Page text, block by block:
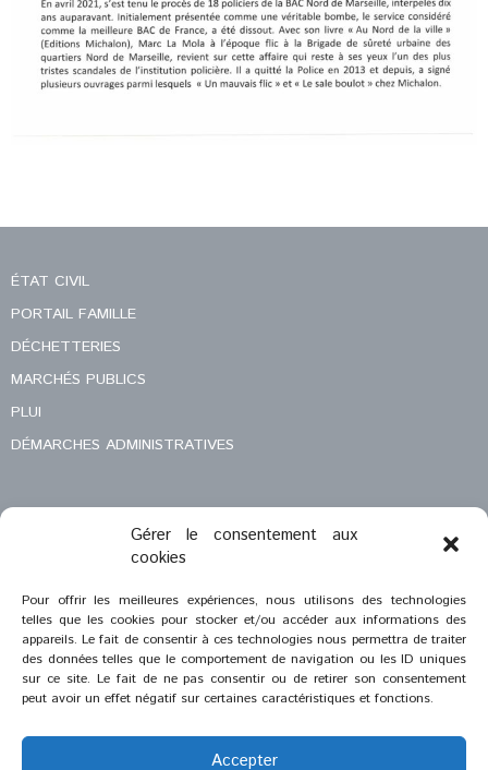
Gérer le consentement aux
cookies
Pour offrir les meilleures expériences, nous utilisons des technologies
telles que les cookies pour stocker et/ou accéder aux informations des
appareils. Le fait de consentir à ces technologies nous permettra de traiter
des données telles que le comportement de navigation ou les ID uniques
sur ce site. Le fait de ne pas consentir ou de retirer son consentement
peut avoir un effet négatif sur certaines caractéristiques et fonctions.
Accepter
ÉTAT CIVIL
PORTAIL FAMILLE
DÉCHETTERIES
MARCHÉS PUBLICS
PLUI
DÉMARCHES ADMINISTRATIVES
MENTIONS LÉGALES